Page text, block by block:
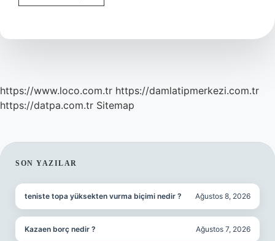
Bakmak
https://www.loco.com.tr https://damlatipmerkezi.com.tr
https://datpa.com.tr Sitemap
SIDEBAR
SON YAZILAR
teniste topa yüksekten vurma biçimi nedir ? Ağustos 8, 2026
Kazaen borç nedir ? Ağustos 7, 2026